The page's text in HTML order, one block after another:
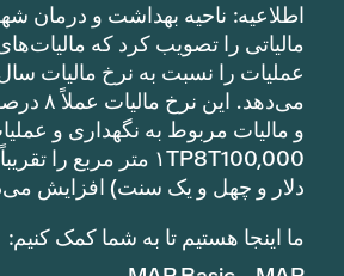
اطلاعیه: ناحیه بهداشت و درمان
مالیاتی را تصویب کرد که
عملیات را نسبت به نرخ مالیات
می‌دهد.
و مالیات مربوط به نگهداری و
دلار و چهل و یک سنت) افزایش
ما اینجا هستیم تا به شما کمک کنیم: